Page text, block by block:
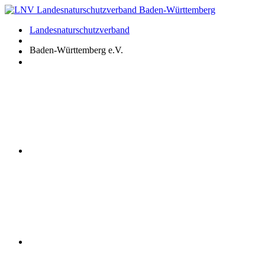
Zum
springenLandesnaturschutzverband
Baden-Württemberg e.V.